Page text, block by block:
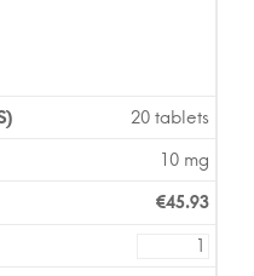
20 tablets
10 mg
€45.93